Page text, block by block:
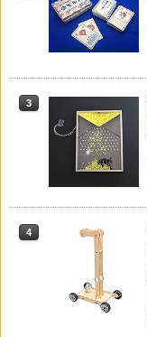
3
4
3
4